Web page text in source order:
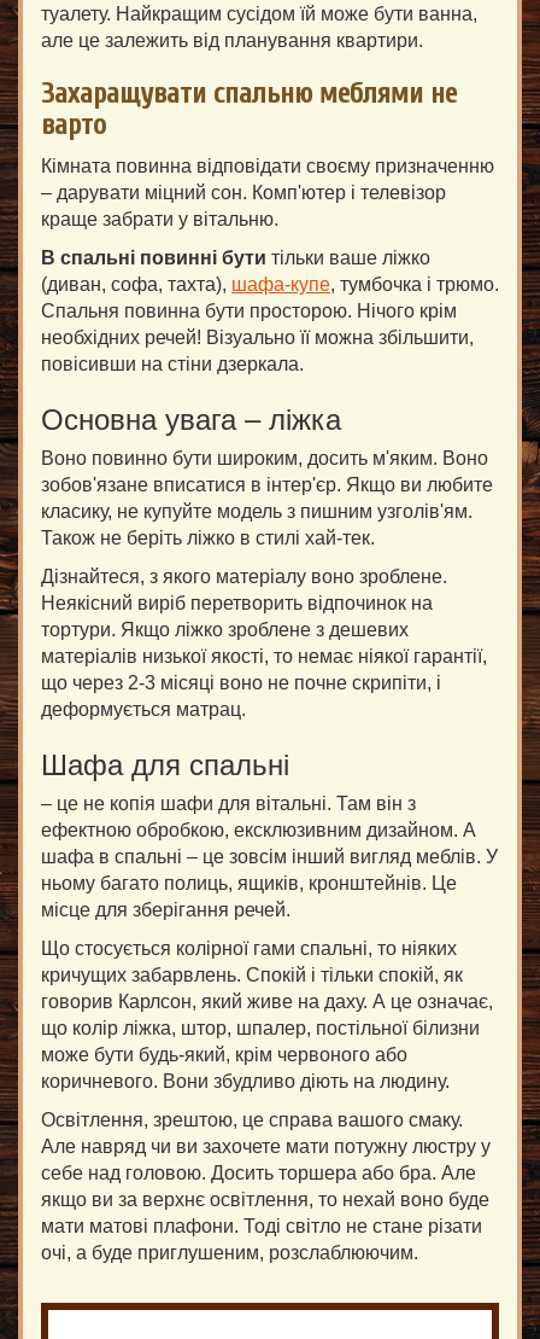
туалету. Найкращим сусідом їй може бути ванна,
але це залежить від планування квартири.
Захаращувати спальню меблями не
варто
Кімната повинна відповідати своєму призначенню
– дарувати міцний сон. Комп'ютер і телевізор
краще забрати у вітальню.
В спальні повинні бути тільки ваше ліжко
(диван, софа, тахта), шафа-купе, тумбочка і трюмо.
Спальня повинна бути просторою. Нічого крім
необхідних речей! Візуально її можна збільшити,
повісивши на стіни дзеркала.
Основна увага – ліжка
Воно повинно бути широким, досить м'яким. Воно
зобов'язане вписатися в інтер'єр. Якщо ви любите
класику, не купуйте модель з пишним узголів'ям.
Також не беріть ліжко в стилі хай-тек.
Дізнайтеся, з якого матеріалу воно зроблене.
Неякісний виріб перетворить відпочинок на
тортури. Якщо ліжко зроблене з дешевих
матеріалів низької якості, то немає ніякої гарантії,
що через 2-3 місяці воно не почне скрипіти, і
деформується матрац.
Шафа для спальні
– це не копія шафи для вітальні. Там він з
ефектною обробкою, ексклюзивним дизайном. А
шафа в спальні – це зовсім інший вигляд меблів. У
ньому багато полиць, ящиків, кронштейнів. Це
місце для зберігання речей.
Що стосується колірної гами спальні, то ніяких
кричущих забарвлень. Спокій і тільки спокій, як
говорив Карлсон, який живе на даху. А це означає,
що колір ліжка, штор, шпалер, постільної білизни
може бути будь-який, крім червоного або
коричневого. Вони збудливо діють на людину.
Освітлення, зрештою, це справа вашого смаку.
Але навряд чи ви захочете мати потужну люстру у
себе над головою. Досить торшера або бра. Але
якщо ви за верхнє освітлення, то нехай воно буде
мати матові плафони. Тоді світло не стане різати
очі, а буде приглушеним, розслаблюючим.